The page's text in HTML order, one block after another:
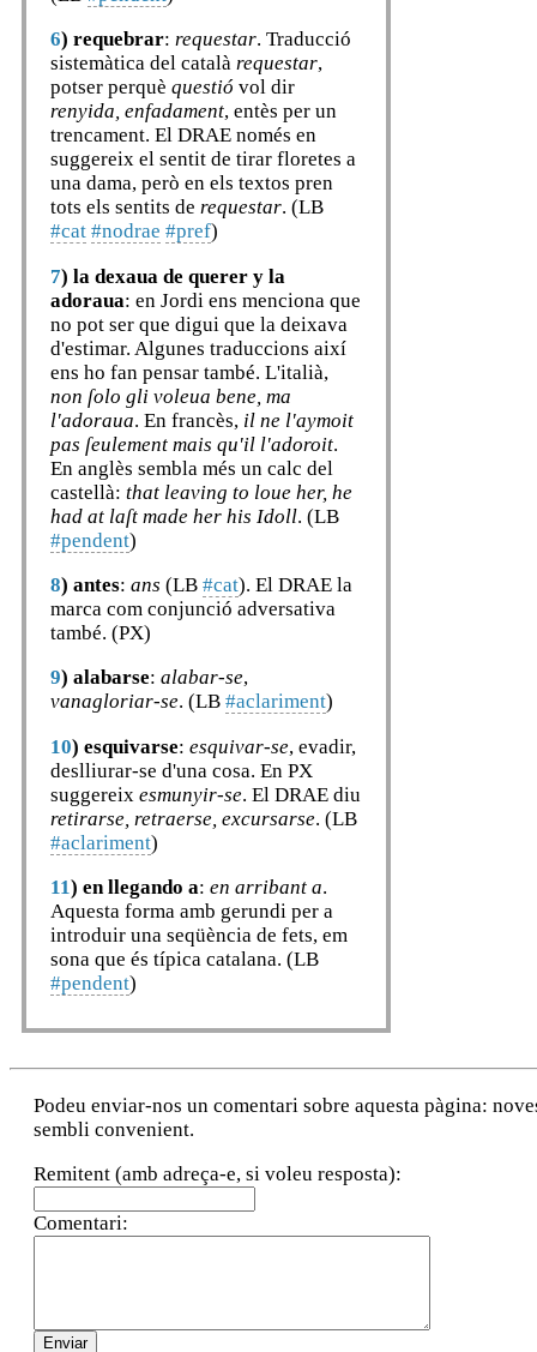
6) requebrar: requestar. Traducció
sistemàtica del català requestar,
potser perquè questió vol dir
renyida, enfadament, entès per un
trencament. El DRAE només en
suggereix el sentit de tirar floretes a
una dama, però en els textos pren
tots els sentits de requestar. (LB
#cat #nodrae #pref)
7) la dexaua de querer y la
adoraua: en Jordi ens menciona que
no pot ser que digui que la deixava
d'estimar. Algunes traduccions així
ens ho fan pensar també. L'italià,
non ſolo gli voleua bene, ma
l'adoraua. En francès, il ne l'aymoit
pas ſeulement mais qu'il l'adoroit.
En anglès sembla més un calc del
castellà: that leaving to loue her, he
had at laſt made her his Idoll. (LB
#pendent)
8) antes: ans (LB #cat). El DRAE la
marca com conjunció adversativa
també. (PX)
9) alabarse: alabar-se,
vanagloriar-se. (LB #aclariment)
10) esquivarse: esquivar-se, evadir,
deslliurar-se d'una cosa. En PX
suggereix esmunyir-se. El DRAE diu
retirarse, retraerse, excursarse. (LB
#aclariment)
11) en llegando a: en arribant a.
Aquesta forma amb gerundi per a
introduir una seqüència de fets, em
sona que és típica catalana. (LB
#pendent)
Podeu enviar-nos un comentari sobre aquesta pàgina:
sembli convenient.
Remitent (amb adreça-e, si voleu resposta):
Comentari: